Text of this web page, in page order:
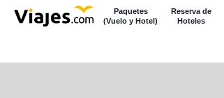
Paquetes
(Vuelo y Hotel)
Reserva de
Hoteles